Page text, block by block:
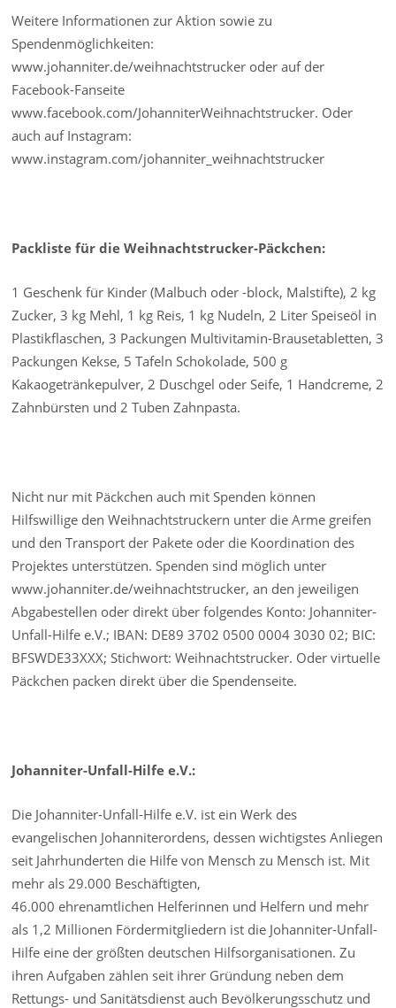
Weitere Informationen zur Aktion sowie zu
Spendenmöglichkeiten:
www.johanniter.de/weihnachtstrucker oder auf der
Facebook-Fanseite
www.facebook.com/JohanniterWeihnachtstrucker. Oder
auch auf Instagram:
www.instagram.com/johanniter_weihnachtstrucker
Packliste für die Weihnachtstrucker-Päckchen:
1 Geschenk für Kinder (Malbuch oder -block, Malstifte), 2 kg
Zucker, 3 kg Mehl, 1 kg Reis, 1 kg Nudeln, 2 Liter Speiseöl in
Plastikflaschen, 3 Packungen Multivitamin-Brausetabletten, 3
Packungen Kekse, 5 Tafeln Schokolade, 500 g
Kakaogetränkepulver, 2 Duschgel oder Seife, 1 Handcreme, 2
Zahnbürsten und 2 Tuben Zahnpasta.
Nicht nur mit Päckchen auch mit Spenden können
Hilfswillige den Weihnachtstruckern unter die Arme greifen
und den Transport der Pakete oder die Koordination des
Projektes unterstützen. Spenden sind möglich unter
www.johanniter.de/weihnachtstrucker, an den jeweiligen
Abgabestellen oder direkt über folgendes Konto: Johanniter-
Unfall-Hilfe e.V.; IBAN: DE89 3702 0500 0004 3030 02; BIC:
BFSWDE33XXX; Stichwort: Weihnachtstrucker. Oder virtuelle
Päckchen packen direkt über die Spendenseite.
Johanniter-Unfall-Hilfe e.V.:
Die Johanniter-Unfall-Hilfe e.V. ist ein Werk des
evangelischen Johanniterordens, dessen wichtigstes Anliegen
seit Jahrhunderten die Hilfe von Mensch zu Mensch ist. Mit
mehr als 29.000 Beschäftigten,
46.000 ehrenamtlichen Helferinnen und Helfern und mehr
als 1,2 Millionen Fördermitgliedern ist die Johanniter-Unfall-
Hilfe eine der größten deutschen Hilfsorganisationen. Zu
ihren Aufgaben zählen seit ihrer Gründung neben dem
Rettungs- und Sanitätsdienst auch Bevölkerungsschutz und